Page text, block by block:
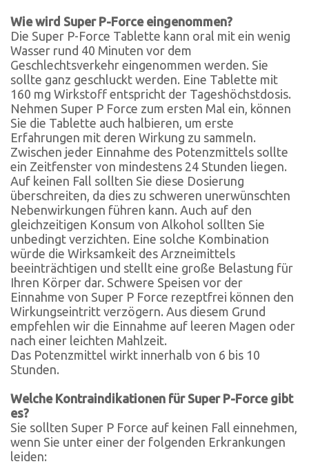
Wie wird Super P-Force eingenommen?
Die Super P-Force Tablette kann oral mit ein wenig
Wasser rund 40 Minuten vor dem
Geschlechtsverkehr eingenommen werden. Sie
sollte ganz geschluckt werden. Eine Tablette mit
160 mg Wirkstoff entspricht der Tageshöchstdosis.
Nehmen Super P Force zum ersten Mal ein, können
Sie die Tablette auch halbieren, um erste
Erfahrungen mit deren Wirkung zu sammeln.
Zwischen jeder Einnahme des Potenzmittels sollte
ein Zeitfenster von mindestens 24 Stunden liegen.
Auf keinen Fall sollten Sie diese Dosierung
überschreiten, da dies zu schweren unerwünschten
Nebenwirkungen führen kann. Auch auf den
gleichzeitigen Konsum von Alkohol sollten Sie
unbedingt verzichten. Eine solche Kombination
würde die Wirksamkeit des Arzneimittels
beeinträchtigen und stellt eine große Belastung für
Ihren Körper dar. Schwere Speisen vor der
Einnahme von Super P Force rezeptfrei können den
Wirkungseintritt verzögern. Aus diesem Grund
empfehlen wir die Einnahme auf leeren Magen oder
nach einer leichten Mahlzeit.
Das Potenzmittel wirkt innerhalb von 6 bis 10
Stunden.
Welche Kontraindikationen für Super P-Force gibt
es?
Sie sollten Super P Force auf keinen Fall einnehmen,
wenn Sie unter einer der folgenden Erkrankungen
leiden: